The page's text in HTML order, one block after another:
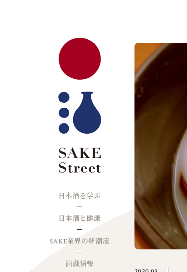
日本酒を学ぶ
日本酒と健康
SAKE業界の新潮流
酒蔵情報